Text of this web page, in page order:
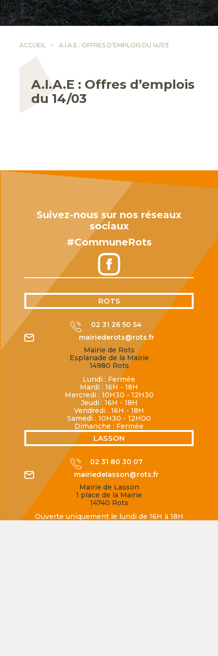
ACCUEIL A.I.A.E : OFFRES D’EMPLOIS DU 14/03
A.I.A.E : Offres d’emplois
du 14/03
Suivez-nous sur nos réseaux
sociaux
#CommuneRots
ROTS
02 31 26 50 54
mairiederots@rots.fr
Mairie de Rots
Esplanade de la Mairie
14980 Rots
Lundi : Fermée
Mardi : 16H - 18H
Mercredi : 10H30 - 12H30
Jeudi : 16H - 18H
Vendredi : 16H - 18H
Samedi : 10H30 - 12H00
Dimanche : Fermée
LASSON
02 31 80 30 07
mairiedelasson@rots.fr
Mairie de Lasson
1 place de la Mairie
14740 Rots
Ouverte uniquement le lundi de 16H à 18H